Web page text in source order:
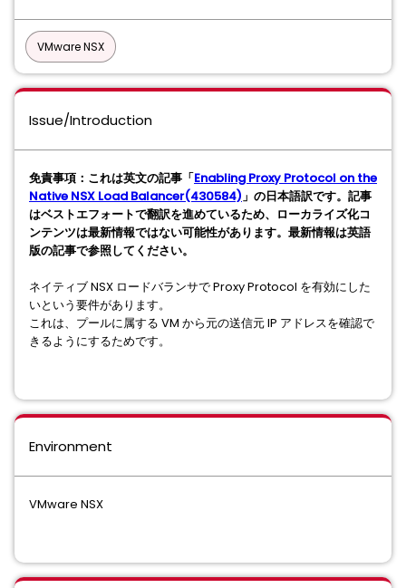
VMware NSX
Issue/Introduction
免責事項：これは英文の記事「Enabling Proxy Protocol on the
Native NSX Load Balancer(430584)」の日本語訳です。記事
はベストエフォートで翻訳を進めているため、ローカライズ化コ
ンテンツは最新情報ではない可能性があります。最新情報は英語
版の記事で参照してください。
ネイティブ NSX ロードバランサで Proxy Protocol を有効にした
いという要件があります。
これは、プールに属する VM から元の送信元 IP アドレスを確認で
きるようにするためです。
Environment
VMware NSX